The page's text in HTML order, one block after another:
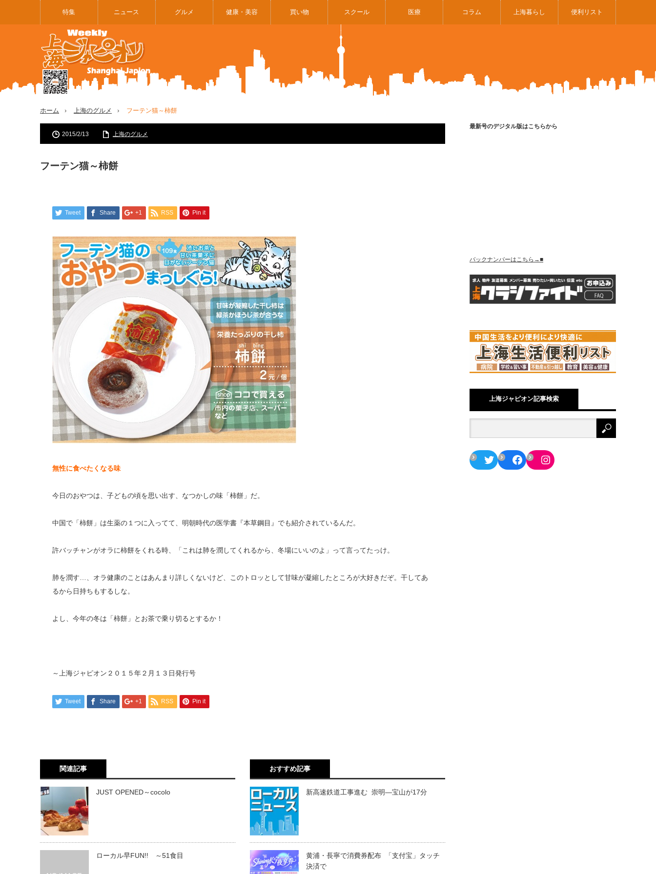
特集 ニュース グルメ 健康・美容 買い物 スクール 医療 コラム 上海暮らし 便利リスト
ホーム 上海のグルメ フーテン猫～柿餅
2015/2/13 上海のグルメ
フーテン猫～柿餅
Tweet Share +1 RSS Pin it
無性に食べたくなる味
今日のおやつは、子どもの頃を思い出す、なつかしの味「柿餅」だ。
中国で「柿餅」は生薬の１つに入ってて、明朝時代の医学書『本草鋼目』でも紹介されているんだ。
許バッチャンがオラに柿餅をくれる時、「これは肺を潤してくれるから、冬場にいいのよ」って言ってたっけ。
肺を潤す…、オラ健康のことはあんまり詳しくないけど、このトロッとして甘味が凝縮したところが大好きだぞ。干してあ
るから日持ちもするしな。
よし、今年の冬は「柿餅」とお茶で乗り切るとするか！
～上海ジャピオン２０１５年２月１３日発行号
Tweet Share +1 RSS Pin it
関連記事
JUST OPENED～cocolo
ローカル早FUN!! ～51食目
おすすめ記事
新高速鉄道工事進む 崇明―宝山が17分
黄浦・長寧で消費券配布 「支付宝」タッチ
決済で
最新号のデジタル版はこちらから
バックナンバーはこちら→■
上海ジャピオン記事検索
TwitterFacebookInstagram